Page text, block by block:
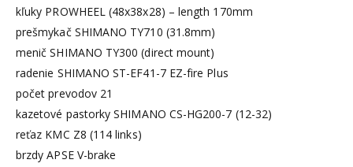
kľuky PROWHEEL (48x38x28) – length 170mm
prešmykač SHIMANO TY710 (31.8mm)
menič SHIMANO TY300 (direct mount)
radenie SHIMANO ST-EF41-7 EZ-fire Plus
počet prevodov 21
kazetové pastorky SHIMANO CS-HG200-7 (12-32)
reťaz KMC Z8 (114 links)
brzdy APSE V-brake